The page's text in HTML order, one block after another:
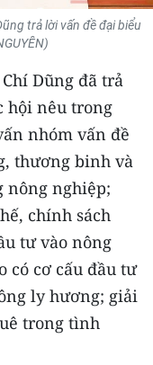
trả lời vấn đề đại biểu
Dũng đã trả
hội nêu trong
nhóm vấn đề
thương binh và
nông nghiệp;
chính sách
tư vào nông
có cơ cấu đầu tư
ly hương; giải
trong tình